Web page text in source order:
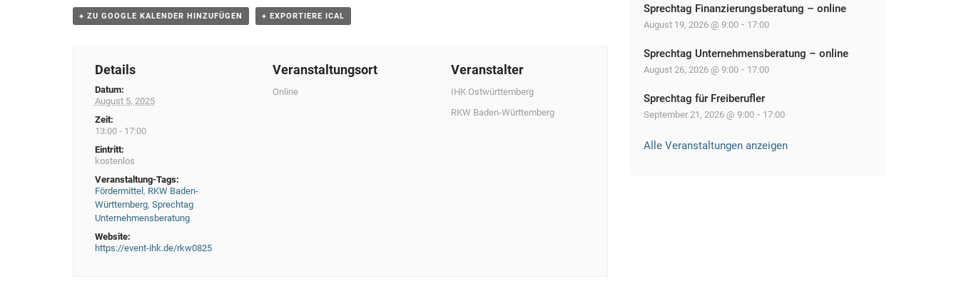
N+ ZU GOOGLE KALENDER HINZUFÜGEN + EXPORTIERE ICAL
Details
Datum:
August 5, 2025
Zeit:
13:00 - 17:00
Eintritt:
kostenlos
Veranstaltung-Tags:
Fördermittel , RKW Baden-
Württemberg, Sprechtag
Unternehmensberatung
Website:
https://event-ihk.de/rkw0825
Veranstaltungsort
Online
Veranstalter
IHK Ostwürttemberg
RKW Baden-Württemberg
Sprechtag Finanzierungsberatung – online
August 19, 2026 @ 9:00 - 17:00
Sprechtag Unternehmensberatung – online
August 26, 2026 @ 9:00 - 17:00
Sprechtag für Freiberufler
September 21, 2026 @ 9:00 - 17:00
Alle Veranstaltungen anzeigen